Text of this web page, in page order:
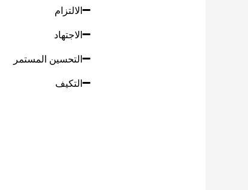
الالتزام​
الاجتهاد​
التحسين المستمر​
التكيف​